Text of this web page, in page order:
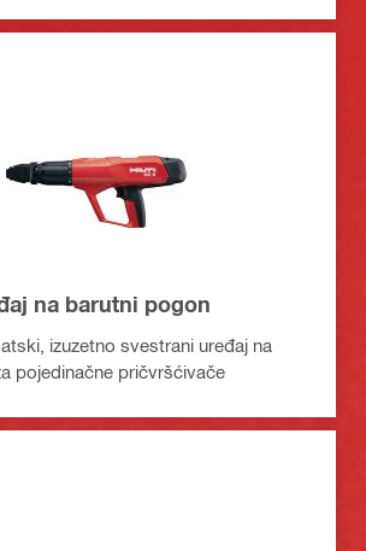
na barutni pogon
izuzetno svestrani uređaj na
pojedinačne pričvršćivače